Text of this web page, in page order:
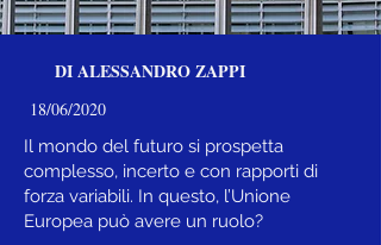
DI ALESSANDRO ZAPPI
18/06/2020
Il mondo del futuro si prospetta
complesso, incerto e con rapporti di
forza variabili. In questo, l’Unione
Europea può avere un ruolo?